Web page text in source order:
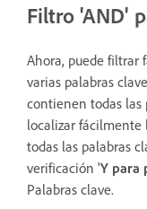
Filtro 'AND'
Ahora, puede filtrar
varias palabras
contienen todas las
localizar fácilmente
todas las palabras
verificación 'Y para
Palabras clave.